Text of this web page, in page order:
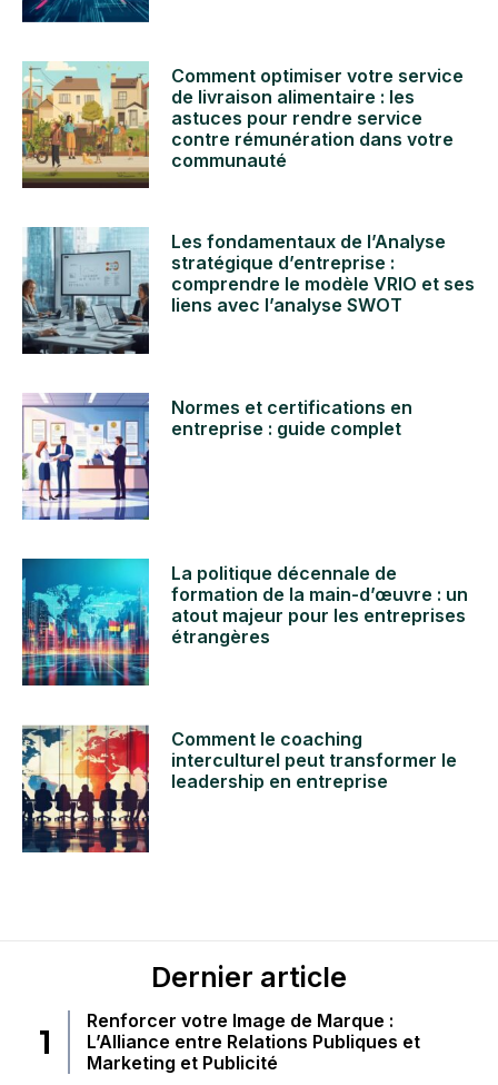
Comment optimiser votre service
de livraison alimentaire : les
astuces pour rendre service
contre rémunération dans votre
communauté
Les fondamentaux de l’Analyse
stratégique d’entreprise :
comprendre le modèle VRIO et ses
liens avec l’analyse SWOT
Normes et certifications en
entreprise : guide complet
La politique décennale de
formation de la main-d’œuvre : un
atout majeur pour les entreprises
étrangères
Comment le coaching
interculturel peut transformer le
leadership en entreprise
Dernier article
Renforcer votre Image de Marque :
L’Alliance entre Relations Publiques et
Marketing et Publicité